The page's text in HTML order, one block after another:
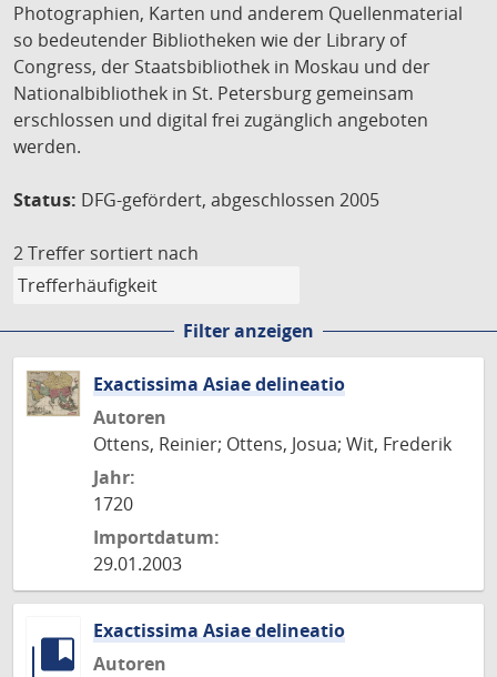
Photographien, Karten und anderem Quellenmaterial
so bedeutender Bibliotheken wie der Library of
Congress, der Staatsbibliothek in Moskau und der
Nationalbibliothek in St. Petersburg gemeinsam
erschlossen und digital frei zugänglich angeboten
werden.
Status: DFG-gefördert, abgeschlossen 2005
2 Treffer sortiert nach
Filter anzeigen
Exactissima Asiae delineatio
Autoren
Ottens, Reinier; Ottens, Josua; Wit, Frederik
Jahr:
1720
Importdatum:
29.01.2003
Exactissima Asiae delineatio
Autoren